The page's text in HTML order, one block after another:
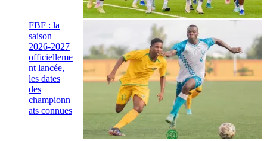
FBF : la
saison
2026-2027
officielleme
nt lancée,
les dates
des
championn
ats connues